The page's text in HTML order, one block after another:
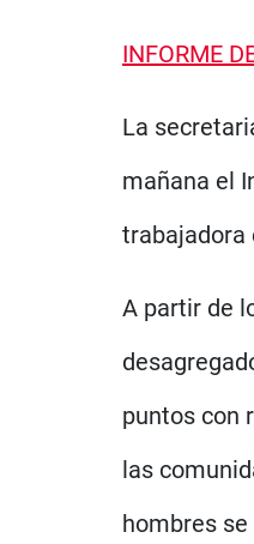
INFORME
La
mañana el
trabajadora
A partir de
puntos con
las
hombres